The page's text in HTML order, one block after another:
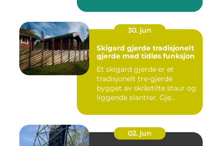
30. jun
Skigard gjerde tradisjonelt
gjerde med tidløs funksjon
Et skigard gjerde er et
tradisjonelt tre-gjerde
bygget av skråstilte staur og
liggende slantrer. Gje...
02. jun